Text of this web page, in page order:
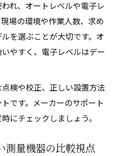
れ、オートレベルや電子レ
場の環境や作業人数、求め
を選ぶことが大切です。オ
やすく、電子レベルはデー
検や校正、正しい設置方法
です。メーカーのサポート
にチェックしましょう。
測量機器の比較視点